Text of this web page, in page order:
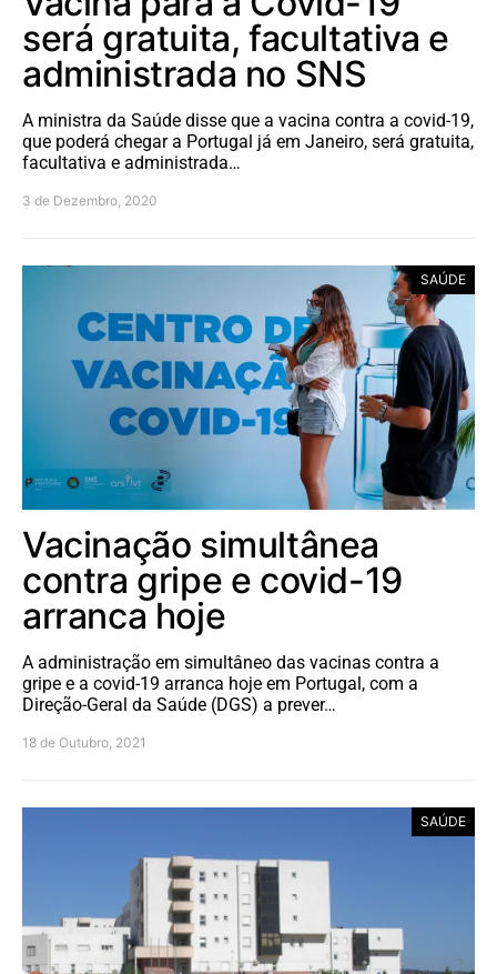
será gratuita, facultativa e
administrada no SNS
A ministra da Saúde disse que a vacina contra a covid-19,
que poderá chegar a Portugal já em Janeiro, será gratuita,
facultativa e administrada…
3 de Dezembro, 2020
SAÚDE
Vacinação simultânea
contra gripe e covid-19
arranca hoje
A administração em simultâneo das vacinas contra a
gripe e a covid-19 arranca hoje em Portugal, com a
Direção-Geral da Saúde (DGS) a prever…
18 de Outubro, 2021
SAÚDE